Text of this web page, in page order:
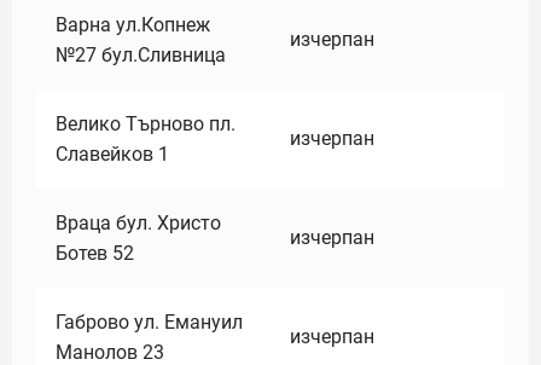
Варна ул.Копнеж
№27 бул.Сливница
изчерпан
Велико Търново пл.
Славейков 1
изчерпан
Враца бул. Христо
Ботев 52
изчерпан
Габрово ул. Емануил
Манолов 23
изчерпан